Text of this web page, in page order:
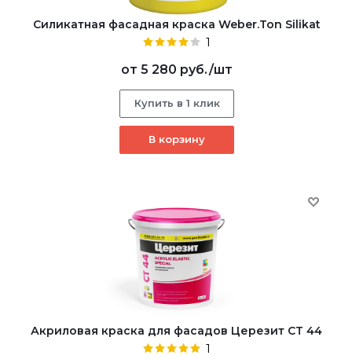
Cиликатная фасадная краска Weber.Ton Silikat
1
от 5 280 руб./шт
Купить в 1 клик
В корзину
Акриловая краска для фасадов Церезит CT 44
1